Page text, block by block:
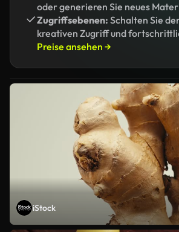
oder generieren Sie neues
Zugriffsebenen: Schalten Sie
kreativen Zugriff und
Preise ansehen →
iStock